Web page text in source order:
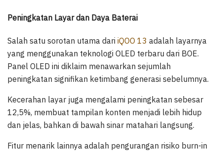
Peningkatan Layar dan Daya Baterai
Salah satu sorotan utama dari iQOO 13 adalah layarnya
yang menggunakan teknologi OLED terbaru dari BOE.
Panel OLED ini diklaim menawarkan sejumlah
peningkatan signifikan ketimbang generasi sebelumnya.
Kecerahan layar juga mengalami peningkatan sebesar
12,5%, membuat tampilan konten menjadi lebih hidup
dan jelas, bahkan di bawah sinar matahari langsung.
Fitur menarik lainnya adalah pengurangan risiko burn-in